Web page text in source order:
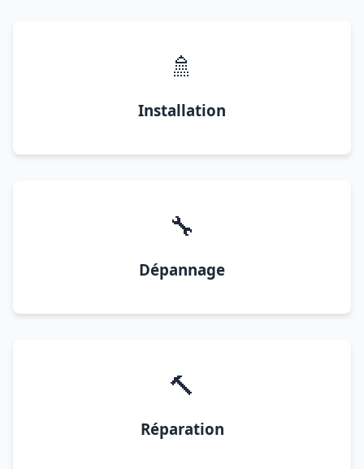
🚿
Installation
🔧
Dépannage
🔨
Réparation